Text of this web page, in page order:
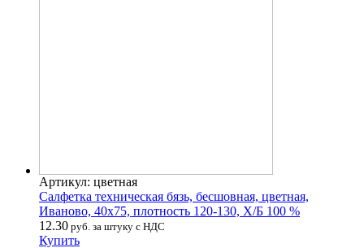
Артикул: цветная
Салфетка техническая бязь, бесшовная, цветная,
Иваново, 40х75, плотность 120-130, Х/Б 100 %
12.30 руб. за штуку с НДС
Купить